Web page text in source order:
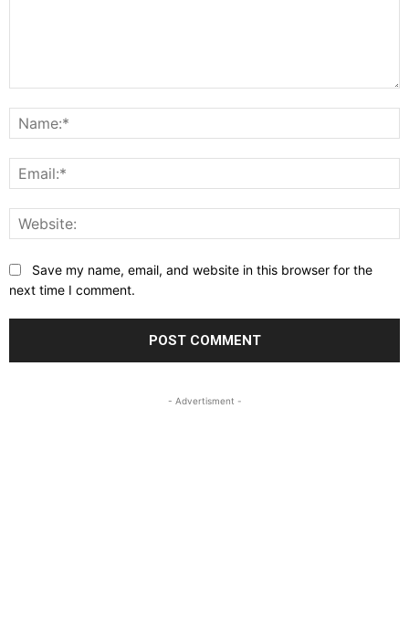
Save my name, email, and website in this browser for the
next time I comment.
- Advertisment -